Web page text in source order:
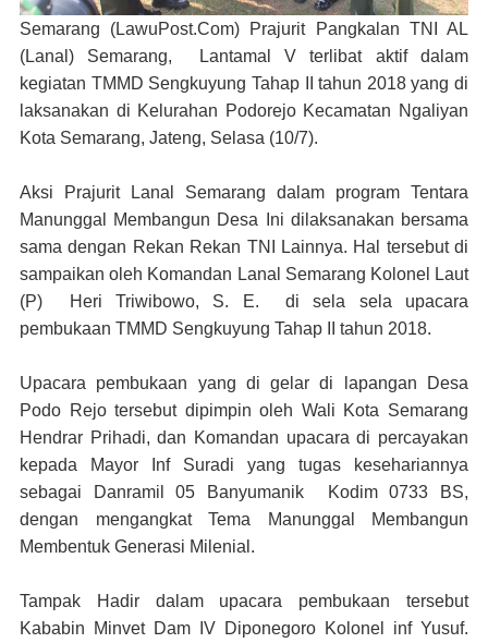
Semarang (LawuPost.Com) Prajurit Pangkalan TNI AL
(Lanal) Semarang, Lantamal V terlibat aktif dalam
kegiatan TMMD Sengkuyung Tahap II tahun 2018 yang di
laksanakan di Kelurahan Podorejo Kecamatan Ngaliyan
Kota Semarang, Jateng, Selasa (10/7).
Aksi Prajurit Lanal Semarang dalam program Tentara
Manunggal Membangun Desa Ini dilaksanakan bersama
sama dengan Rekan Rekan TNI Lainnya. Hal tersebut di
sampaikan oleh Komandan Lanal Semarang Kolonel Laut
(P) Heri Triwibowo, S. E. di sela sela upacara
pembukaan TMMD Sengkuyung Tahap II tahun 2018.
Upacara pembukaan yang di gelar di lapangan Desa
Podo Rejo tersebut dipimpin oleh Wali Kota Semarang
Hendrar Prihadi, dan Komandan upacara di percayakan
kepada Mayor Inf Suradi yang tugas kesehariannya
sebagai Danramil 05 Banyumanik Kodim 0733 BS,
dengan mengangkat Tema Manunggal Membangun
Membentuk Generasi Milenial.
Tampak Hadir dalam upacara pembukaan tersebut
Kababin Minvet Dam IV Diponegoro Kolonel inf Yusuf.